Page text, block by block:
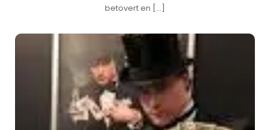
betovert en […]